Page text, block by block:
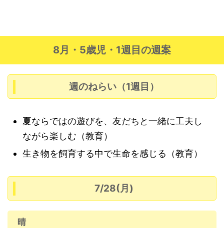
8月・5歳児・1週目の週案
週のねらい（1週目）
夏ならではの遊びを、友だちと一緒に工夫し
ながら楽しむ（教育）
生き物を飼育する中で生命を感じる（教育）
7/28(月)
晴